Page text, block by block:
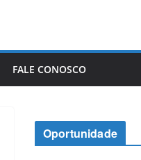
FALE CONOSCO
Oportunidade